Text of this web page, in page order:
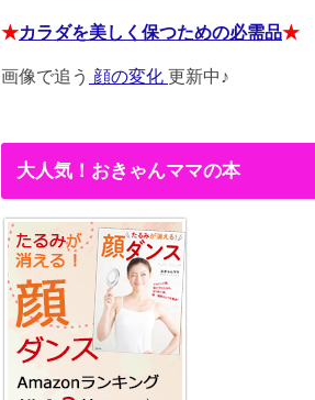
★カラダを美しく保つための必需品★
画像で追う 顔の変化 更新中♪
大人気！おきゃんママの本